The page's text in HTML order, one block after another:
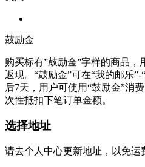
鼓励金
购买标有”鼓励金”字样的商品
返现。“鼓励金”可在“我的邮乐
后7天，用户可使用“鼓励金”消
次性抵扣下笔订单金额。
选择地址
请去个人中心更新地址，以免运